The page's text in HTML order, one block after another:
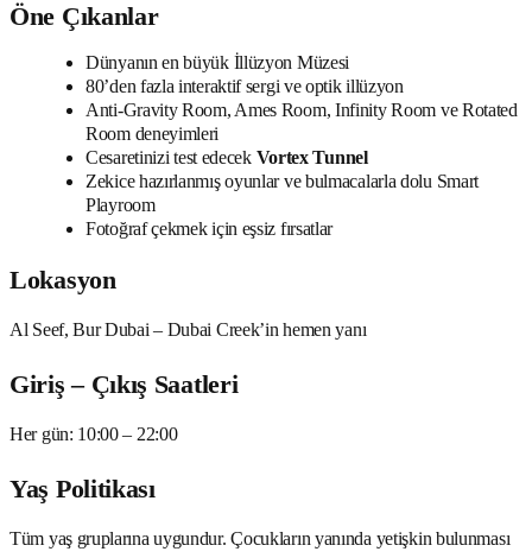
Öne Çıkanlar
Dünyanın en büyük İllüzyon Müzesi
80’den fazla interaktif sergi ve optik illüzyon
Anti-Gravity Room, Ames Room, Infinity Room ve Rotated
Room deneyimleri
Cesaretinizi test edecek Vortex Tunnel
Zekice hazırlanmış oyunlar ve bulmacalarla dolu Smart
Playroom
Fotoğraf çekmek için eşsiz fırsatlar
Lokasyon
Al Seef, Bur Dubai – Dubai Creek’in hemen yanı
Giriş – Çıkış Saatleri
Her gün: 10:00 – 22:00
Yaş Politikası
Tüm yaş gruplarına uygundur. Çocukların yanında yetişkin bulunması